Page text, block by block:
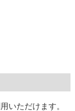
いただけます。